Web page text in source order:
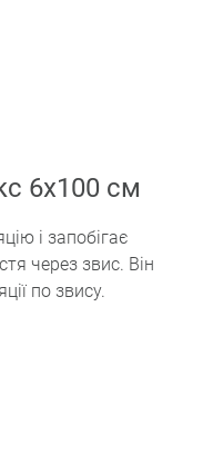
6x100 cм
і запобігає
через звис. Він
по звису.